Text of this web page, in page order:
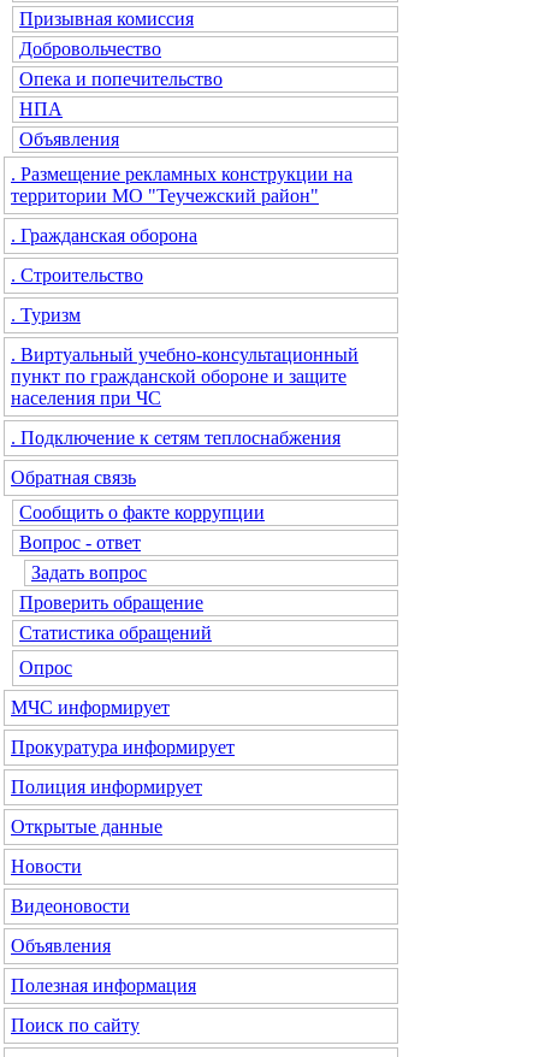
Призывная комиссия
Добровольчество
Опека и попечительство
НПА
Объявления
. Размещение рекламных конструкции на
территории МО "Теучежский район"
. Гражданская оборона
. Строительство
. Туризм
. Виртуальный учебно-консультационный
пункт по гражданской обороне и защите
населения при ЧС
. Подключение к сетям теплоснабжения
Обратная связь
Сообщить о факте коррупции
Вопрос - ответ
Задать вопрос
Проверить обращение
Статистика обращений
Опрос
МЧС информирует
Прокуратура информирует
Полиция информирует
Открытые данные
Новости
Видеоновости
Объявления
Полезная информация
Поиск по сайту